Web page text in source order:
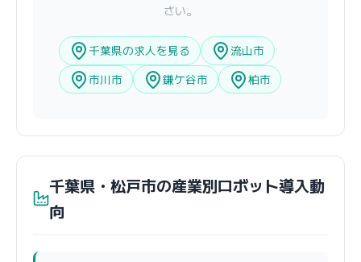
さい。
千葉県の求人を見る
流山市
市川市
鎌ケ谷市 柏市
千葉県・松戸市の産業別ロボット導入動
向